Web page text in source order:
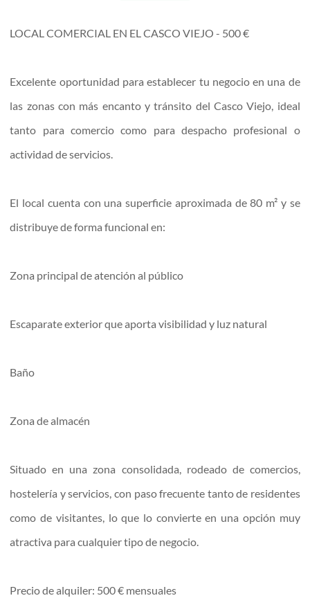
LOCAL COMERCIAL EN EL CASCO VIEJO - 500 €
Excelente oportunidad para establecer tu negocio en una de
las zonas con más encanto y tránsito del Casco Viejo, ideal
tanto para comercio como para despacho profesional o
actividad de servicios.
El local cuenta con una superficie aproximada de 80 m² y se
distribuye de forma funcional en:
Zona principal de atención al público
Escaparate exterior que aporta visibilidad y luz natural
Baño
Zona de almacén
Situado en una zona consolidada, rodeado de comercios,
hostelería y servicios, con paso frecuente tanto de residentes
como de visitantes, lo que lo convierte en una opción muy
atractiva para cualquier tipo de negocio.
Precio de alquiler: 500 € mensuales